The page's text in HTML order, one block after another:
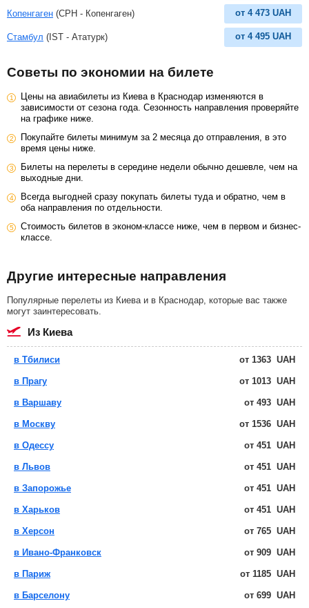
Копенгаген (CPH - Копенгаген) от 4 473 UAH
Стамбул (IST - Ататурк) от 4 495 UAH
Советы по экономии на билете
Цены на авиабилеты из Киева в Краснодар изменяются в
зависимости от сезона года. Сезонность направления проверяйте
на графике ниже.
Покупайте билеты минимум за 2 месяца до отправления, в это
время цены ниже.
Билеты на перелеты в середине недели обычно дешевле, чем на
выходные дни.
Всегда выгодней сразу покупать билеты туда и обратно, чем в
оба направления по отдельности.
Стоимость билетов в эконом-классе ниже, чем в первом и бизнес-
классе.
Другие интересные направления
Популярные перелеты из Киева и в Краснодар, которые вас также
могут заинтересовать.
из Киева
в Тбилиси от 1363 UAH
в Прагу от 1013 UAH
в Варшаву от 493 UAH
в Москву от 1536 UAH
в Одессу от 451 UAH
в Львов от 451 UAH
в Запорожье от 451 UAH
в Харьков от 451 UAH
в Херсон от 765 UAH
в Ивано-Франковск от 909 UAH
в Париж от 1185 UAH
в Барселону от 699 UAH